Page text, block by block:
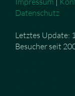
Datenschutz
Letztes Update:
Besucher seit